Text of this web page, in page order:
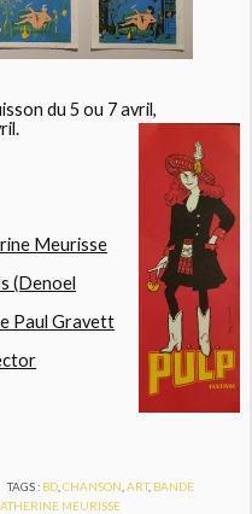
du 5 ou 7 avril,
Meurisse
(Denoel
Paul Gravett
TAGS : BD ,CHANSON ,ART, BANDE
MEURISSE